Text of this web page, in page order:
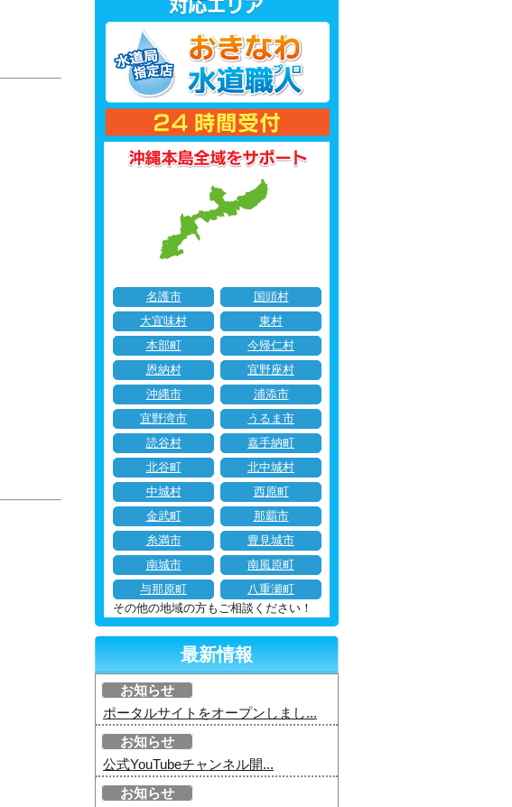
名護市
国頭村
大宜味村
東村
本部町
今帰仁村
恩納村
宜野座村
沖縄市
浦添市
宜野湾市
うるま市
読谷村
嘉手納町
北谷町
北中城村
中城村
西原町
金武町
那覇市
糸満市
豊見城市
南城市
南風原町
与那原町
八重瀬町
その他の地域の方もご相談ください！
最新情報
お知らせ
ポータルサイトをオープンしまし...
お知らせ
公式YouTubeチャンネル開...
お知らせ